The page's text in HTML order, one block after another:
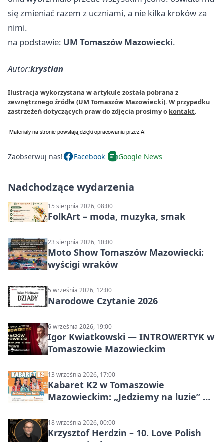
się zmieniać razem z uczniami, a nie kilka kroków za
nimi.
na podstawie: UM Tomaszów Mazowiecki.
Autor:krystian
Ilustracja wykorzystana w artykule została pobrana z
zewnętrznego źródła (UM Tomaszów Mazowiecki). W przypadku
zastrzeżeń dotyczących praw do zdjęcia prosimy o kontakt.
Zaobserwuj nas! Facebook Google News
Nadchodzące wydarzenia
15 sierpnia 2026, 08:00
FolkArt – moda, muzyka, smak
23 sierpnia 2026, 10:00
Moto Show Tomaszów Mazowiecki:
wyścigi wraków
5 września 2026, 12:00
Narodowe Czytanie 2026
6 września 2026, 19:00
Igor Kwiatkowski — INTROWERTYK w
Tomaszowie Mazowieckim
13 września 2026, 17:00
Kabaret K2 w Tomaszowie
Mazowieckim: „Jedziemy na luzie” w
Społecznej
18 września 2026, 00:00
Krzysztof Herdzin – 10. Love Polish